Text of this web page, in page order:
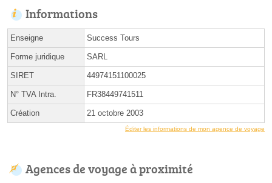
Informations
Enseigne Success Tours
Forme juridique SARL
SIRET 44974151100025
N° TVA Intra. FR38449741511
Création 21 octobre 2003
Éditer les informations de mon agence de voyage
Agences de voyage à proximité